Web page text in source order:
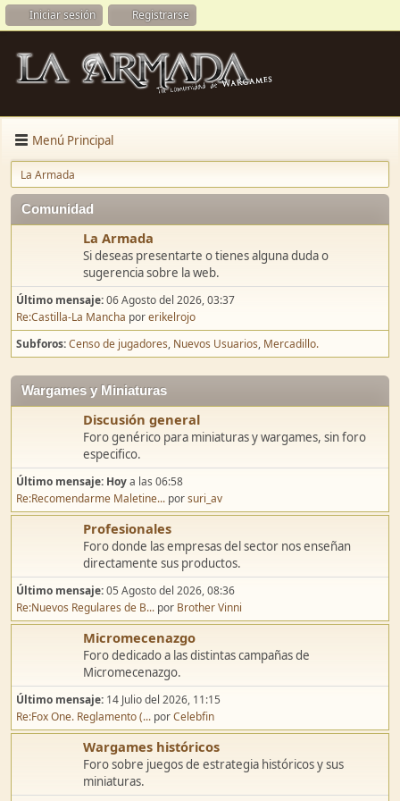
Iniciar sesión Registrarse
Menú Principal
La Armada
Comunidad
La Armada
Si deseas presentarte o tienes alguna duda o
sugerencia sobre la web.
Último mensaje:06 Agosto del 2026, 03:37
Re:Castilla-La Mancha porerikelrojo
Subforos Censo de jugadores Nuevos Usuarios Mercadillo.
Wargames y Miniaturas
Discusión general
Foro genérico para miniaturas y wargames, sin foro
especifico.
Último mensaje: Hoya las 06:58
Re:Recomendarme Maletine... porsuri_av
Profesionales
Foro donde las empresas del sector nos enseñan
directamente sus productos.
Último mensaje:05 Agosto del 2026, 08:36
Re:Nuevos Regulares de B... por Brother Vinni
Micromecenazgo
Foro dedicado a las distintas campañas de
Micromecenazgo.
Último mensaje: 14 Julio del 2026, 11:15
Re:Fox One. Reglamento (... porCelebfin
Wargames históricos
Foro sobre juegos de estrategia históricos y sus
miniaturas.